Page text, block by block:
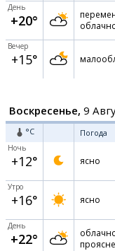
День
+20°
Вечер
+15°
Воскресенье, 9
°C Погода
Ночь
+12° ясно
Утро
+16° ясно
День
+22°